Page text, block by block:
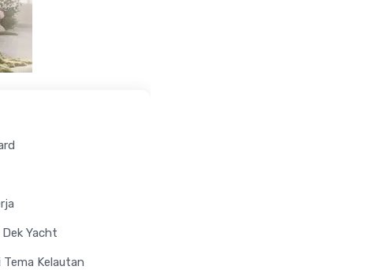
Yacht
Tema Kelautan